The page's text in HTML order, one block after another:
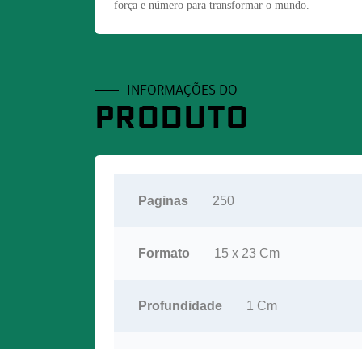
força e número para transformar o mundo.
INFORMAÇÕES DO
PRODUTO
Paginas 250
Formato 15 x 23 Cm
Profundidade 1 Cm